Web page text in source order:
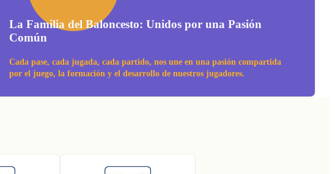
La Familia del Baloncesto: Unidos por una Pasión
Común
Cada pase, cada jugada, cada partido, nos une en una pasión compartida
por el juego, la formación y el desarrollo de nuestros jugadores.